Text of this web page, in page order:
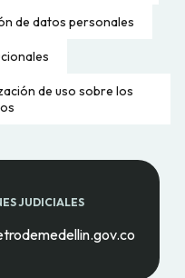
de datos personales
de uso sobre los
JUDICIALES